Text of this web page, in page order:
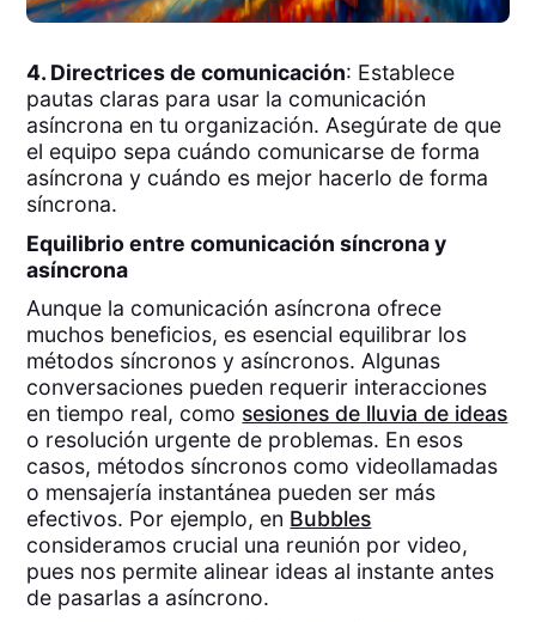
4. Directrices de comunicación: Establece
pautas claras para usar la comunicación
asíncrona en tu organización. Asegúrate de que
el equipo sepa cuándo comunicarse de forma
asíncrona y cuándo es mejor hacerlo de forma
síncrona.
Equilibrio entre comunicación síncrona y
asíncrona
Aunque la comunicación asíncrona ofrece
muchos beneficios, es esencial equilibrar los
métodos síncronos y asíncronos. Algunas
conversaciones pueden requerir interacciones
en tiempo real, como sesiones de lluvia de ideas
o resolución urgente de problemas. En esos
casos, métodos síncronos como videollamadas
o mensajería instantánea pueden ser más
efectivos. Por ejemplo, en Bubbles
consideramos crucial una reunión por video,
pues nos permite alinear ideas al instante antes
de pasarlas a asíncrono.